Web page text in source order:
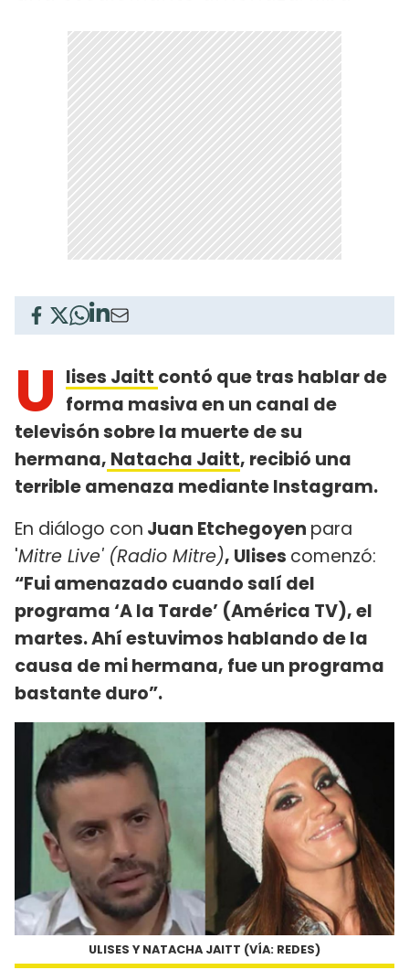
U lises Jaitt contó que tras hablar de
forma masiva en un canal de
televisón sobre la muerte de su
hermana, Natacha Jaitt, recibió una
terrible amenaza mediante Instagram.
En diálogo con Juan Etchegoyen para
'Mitre Live' (Radio Mitre), Ulises comenzó:
“Fui amenazado cuando salí del
programa ‘A la Tarde’ (América TV), el
martes. Ahí estuvimos hablando de la
causa de mi hermana, fue un programa
bastante duro”.
ULISES Y NATACHA JAITT (VÍA: REDES)